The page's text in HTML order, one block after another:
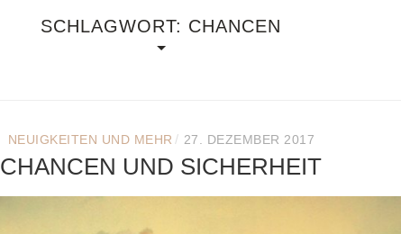
SCHLAGWORT: CHANCEN
NEUIGKEITEN UND MEHR / 27. DEZEMBER 2017
CHANCEN UND SICHERHEIT